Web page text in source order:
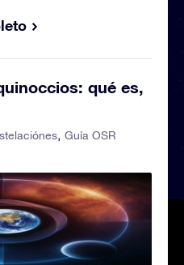
qué es,
Guía OSR